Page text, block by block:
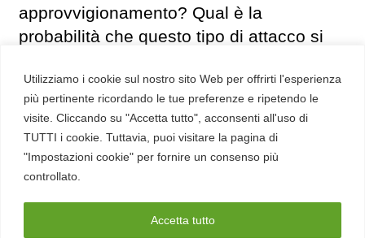
Utilizziamo i cookie sul nostro sito Web per offrirti l'esperienza
più pertinente ricordando le tue preferenze e ripetendo le
visite. Cliccando su "Accetta tutto", acconsenti all'uso di
TUTTI i cookie. Tuttavia, puoi visitare la pagina di
"Impostazioni cookie" per fornire un consenso più
controllato.
Accetta tutto
approvvigionamento? Qual è la
probabilità che questo tipo di attacco si
LockBit : Pensiamo cheREvilabbia
avuto un’eccellente pubblicità a seguito di
questo attacco. Tali affiliati sono sempre
molto preziosi poiché formano l’immagine
e l’autorità del programma di affiliazione.
Tali attacchi verranno sicuramente
eseguiti in futuro poiché non esiste un